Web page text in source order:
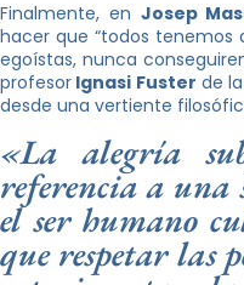
Finalmente, en Josep
hacer que “todos tenemos
egoístas, nunca
profesor Ignasi Fuster de
desde una vertiente
«La alegría
referencia a una
el ser humano
que respetar las